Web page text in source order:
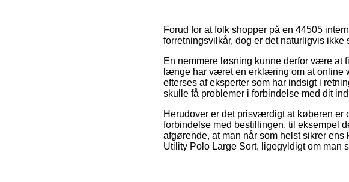
Forud for at folk shopper på en 44505
forretningsvilkår, dog er det naturligvis
En nemmere løsning kunne derfor være at
længe har været en erklæring om at online
efterses af eksperter som har indsigt i
skulle få problemer i forbindelse med dit
Herudover er det prisværdigt at køberen
forbindelse med bestillingen, til eksempel
afgørende, at man når som helst sikrer
Utility Polo Large Sort, ligegyldigt om man